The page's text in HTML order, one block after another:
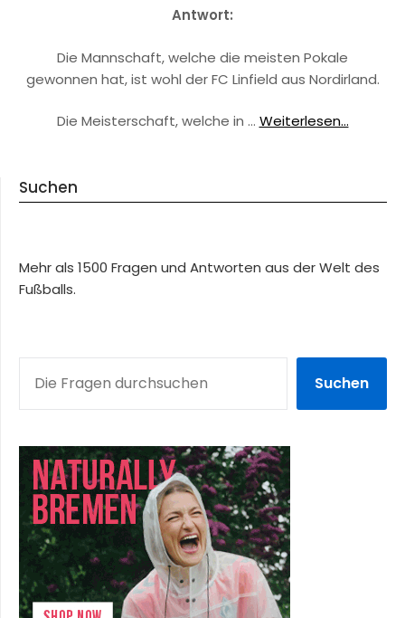
Antwort:
Die Mannschaft, welche die meisten Pokale
gewonnen hat, ist wohl der FC Linfield aus Nordirland.
Die Meisterschaft, welche in … Weiterlesen...
Suchen
Mehr als 1500 Fragen und Antworten aus der Welt des
Fußballs.
Suchen